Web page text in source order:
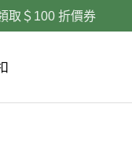
取＄100 折價券